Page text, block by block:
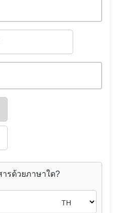
รด้วยภาษาใด?
TH